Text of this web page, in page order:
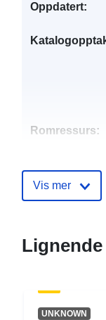
Oppdatert:
Romressurs:
Vis mer
UNKNOWN